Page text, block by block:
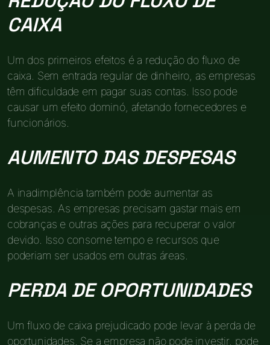
CAIXA
Um dos primeiros efeitos é a redução do fluxo de
caixa. Sem entrada regular de dinheiro, as empresas
têm dificuldade em pagar suas contas. Isso pode
causar um efeito dominó, afetando fornecedores e
funcionários.
AUMENTO DAS DESPESAS
A inadimplência também pode aumentar as
despesas. As empresas precisam gastar mais em
cobranças e outras ações para recuperar o valor
devido. Isso consome tempo e recursos que
poderiam ser usados em outras áreas.
PERDA DE OPORTUNIDADES
Um fluxo de caixa prejudicado pode levar à perda de
oportunidades. Se a empresa não pode investir, pode